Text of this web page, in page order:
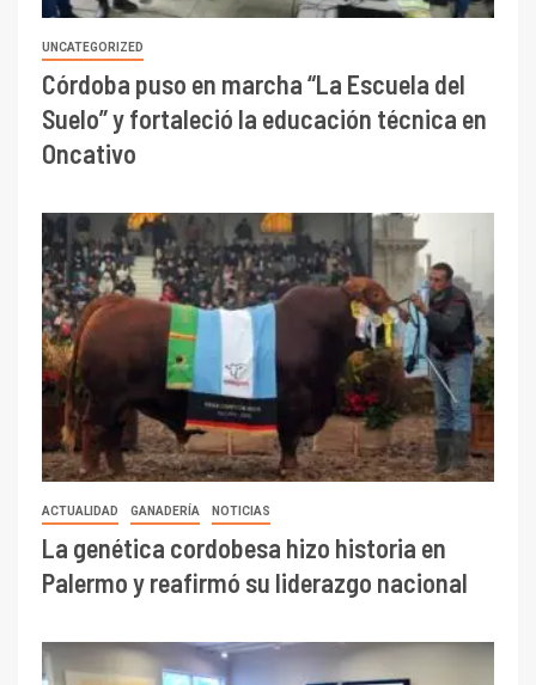
UNCATEGORIZED
Córdoba puso en marcha “La Escuela del
Suelo” y fortaleció la educación técnica en
Oncativo
ACTUALIDAD GANADERÍA NOTICIAS
La genética cordobesa hizo historia en
Palermo y reafirmó su liderazgo nacional